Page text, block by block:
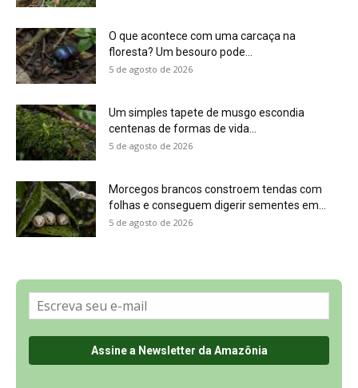
Política de Privacidade, LGPD e RGPD
Últimas Notícias
🌎 Español
©